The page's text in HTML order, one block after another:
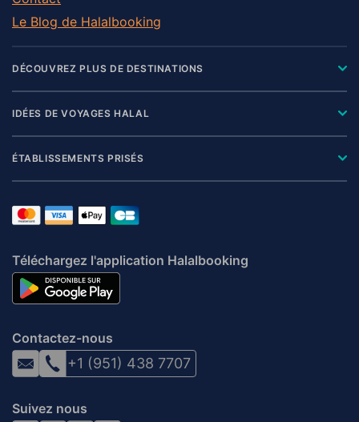
Le Blog de Halalbooking
DÉCOUVREZ PLUS DE DESTINATIONS
IDÉES DE VOYAGES HALAL
ÉTABLISSEMENTS PRISÉS
Téléchargez l'application Halalbooking
Contactez-nous
+1 (951) 438 7707
Suivez nous